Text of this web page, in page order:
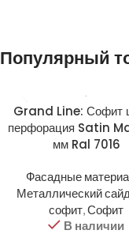
Популярный
Grand Line: Софит
перфорация Satin
мм Ral 7016
Фасадные
Металлический
софит,Софит
В наличии